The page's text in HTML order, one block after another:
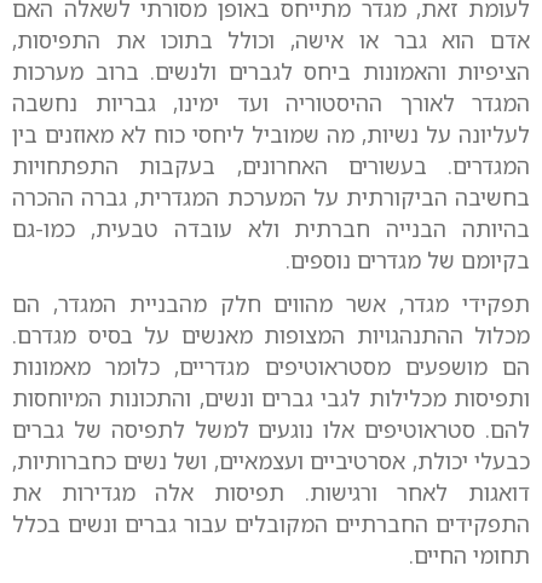
לעומת זאת, מגדר מתייחס באופן מסורתי לשאלה האם
אדם הוא גבר או אישה, וכולל בתוכו את התפיסות,
הציפיות והאמונות ביחס לגברים ולנשים. ברוב מערכות
המגדר לאורך ההיסטוריה ועד ימינו, גבריות נחשבה
לעליונה על נשיות, מה שמוביל ליחסי כוח לא מאוזנים בין
המגדרים. בעשורים האחרונים, בעקבות התפתחויות
בחשיבה הביקורתית על המערכת המגדרית, גברה ההכרה
בהיותה הבנייה חברתית ולא עובדה טבעית, כמו-גם
בקיומם של מגדרים נוספים.
תפקידי מגדר, אשר מהווים חלק מהבניית המגדר, הם
מכלול ההתנהגויות המצופות מאנשים על בסיס מגדרם.
הם מושפעים מסטראוטיפים מגדריים, כלומר מאמונות
ותפיסות מכלילות לגבי גברים ונשים, והתכונות המיוחסות
להם. סטראוטיפים אלו נוגעים למשל לתפיסה של גברים
כבעלי יכולת, אסרטיביים ועצמאיים, ושל נשים כחברותיות,
דואגות לאחר ורגישות. תפיסות אלה מגדירות את
התפקידים החברתיים המקובלים עבור גברים ונשים בכלל
תחומי החיים.